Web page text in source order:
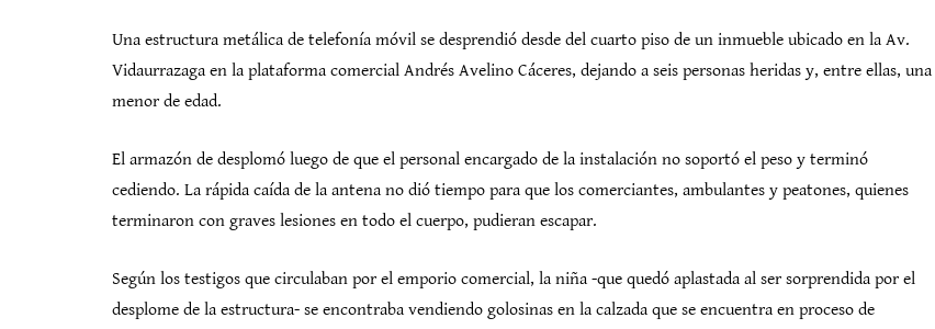
Una estructura metálica de telefonía móvil se desprendió desde del cuarto piso de un inmueble ubicado en la Av.
Vidaurrazaga en la plataforma comercial Andrés Avelino Cáceres, dejando a seis personas heridas y, entre ellas, una
menor de edad.
El armazón de desplomó luego de que el personal encargado de la instalación no soportó el peso y terminó
cediendo. La rápida caída de la antena no dió tiempo para que los comerciantes, ambulantes y peatones, quienes
terminaron con graves lesiones en todo el cuerpo, pudieran escapar.
Según los testigos que circulaban por el emporio comercial, la niña -que quedó aplastada al ser sorprendida por el
desplome de la estructura- se encontraba vendiendo golosinas en la calzada que se encuentra en proceso de